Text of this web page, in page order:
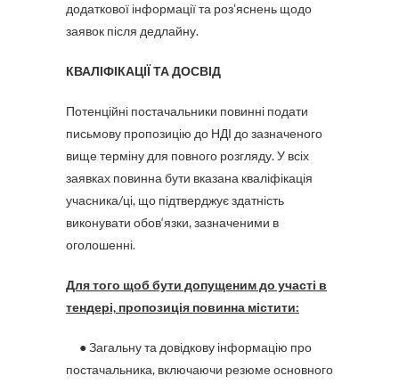
додаткової інформації та роз’яснень щодо
заявок після дедлайну.
КВАЛІФІКАЦІЇ ТА ДОСВІД
Потенційні постачальники повинні подати
письмову пропозицію до НДІ до зазначеного
вище терміну для повного розгляду. У всіх
заявках повинна бути вказана кваліфікація
учасника/ці, що підтверджує здатність
виконувати обов‘язки, зазначеними в
оголошенні.
Для того щоб бути допущеним до участі в
тендері, пропозиція повинна містити:
● Загальну та довідкову інформацію про
постачальника, включаючи резюме основного